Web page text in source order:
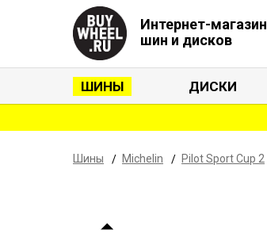
Интернет-магазин
шин и дисков
ШИНЫ ДИСКИ
Шины Michelin Pilot Sport Cup 2